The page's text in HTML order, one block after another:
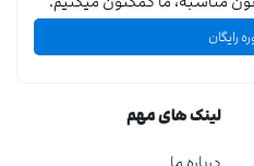
رایگان
لینک های مهم